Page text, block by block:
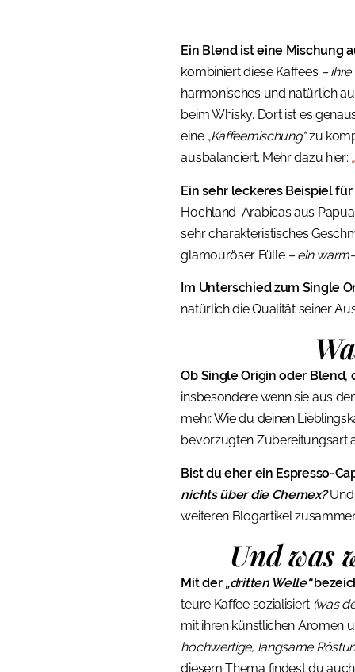
Ein Blend ist eine Mischung
kombiniert diese Kaffees –
harmonisches und natürlich
beim Whisky. Dort ist es
eine „Kaffeemischung“zu
ausbalanciert. Mehr dazu hier:
Ein sehr leckeres Beispiel
Hochland-Arabicas aus
sehr charakteristisches
glamouröser Fülle – ein
Im Unterschied zum Single
natürlich die Qualität seiner
Ob Single Origin oder Blend,
insbesondere wenn sie aus
mehr. Wie du deinen
bevorzugten Zubereitungsart
Bist du eher ein Espresso-
nichts über die Chemex?Und
weiteren Blogartikel
Und was
Mit der „dritten Welle“
teure Kaffee sozialisiert (was
mit ihren künstlichen Aromen
hochwertige, langsame
diesem Thema findest du